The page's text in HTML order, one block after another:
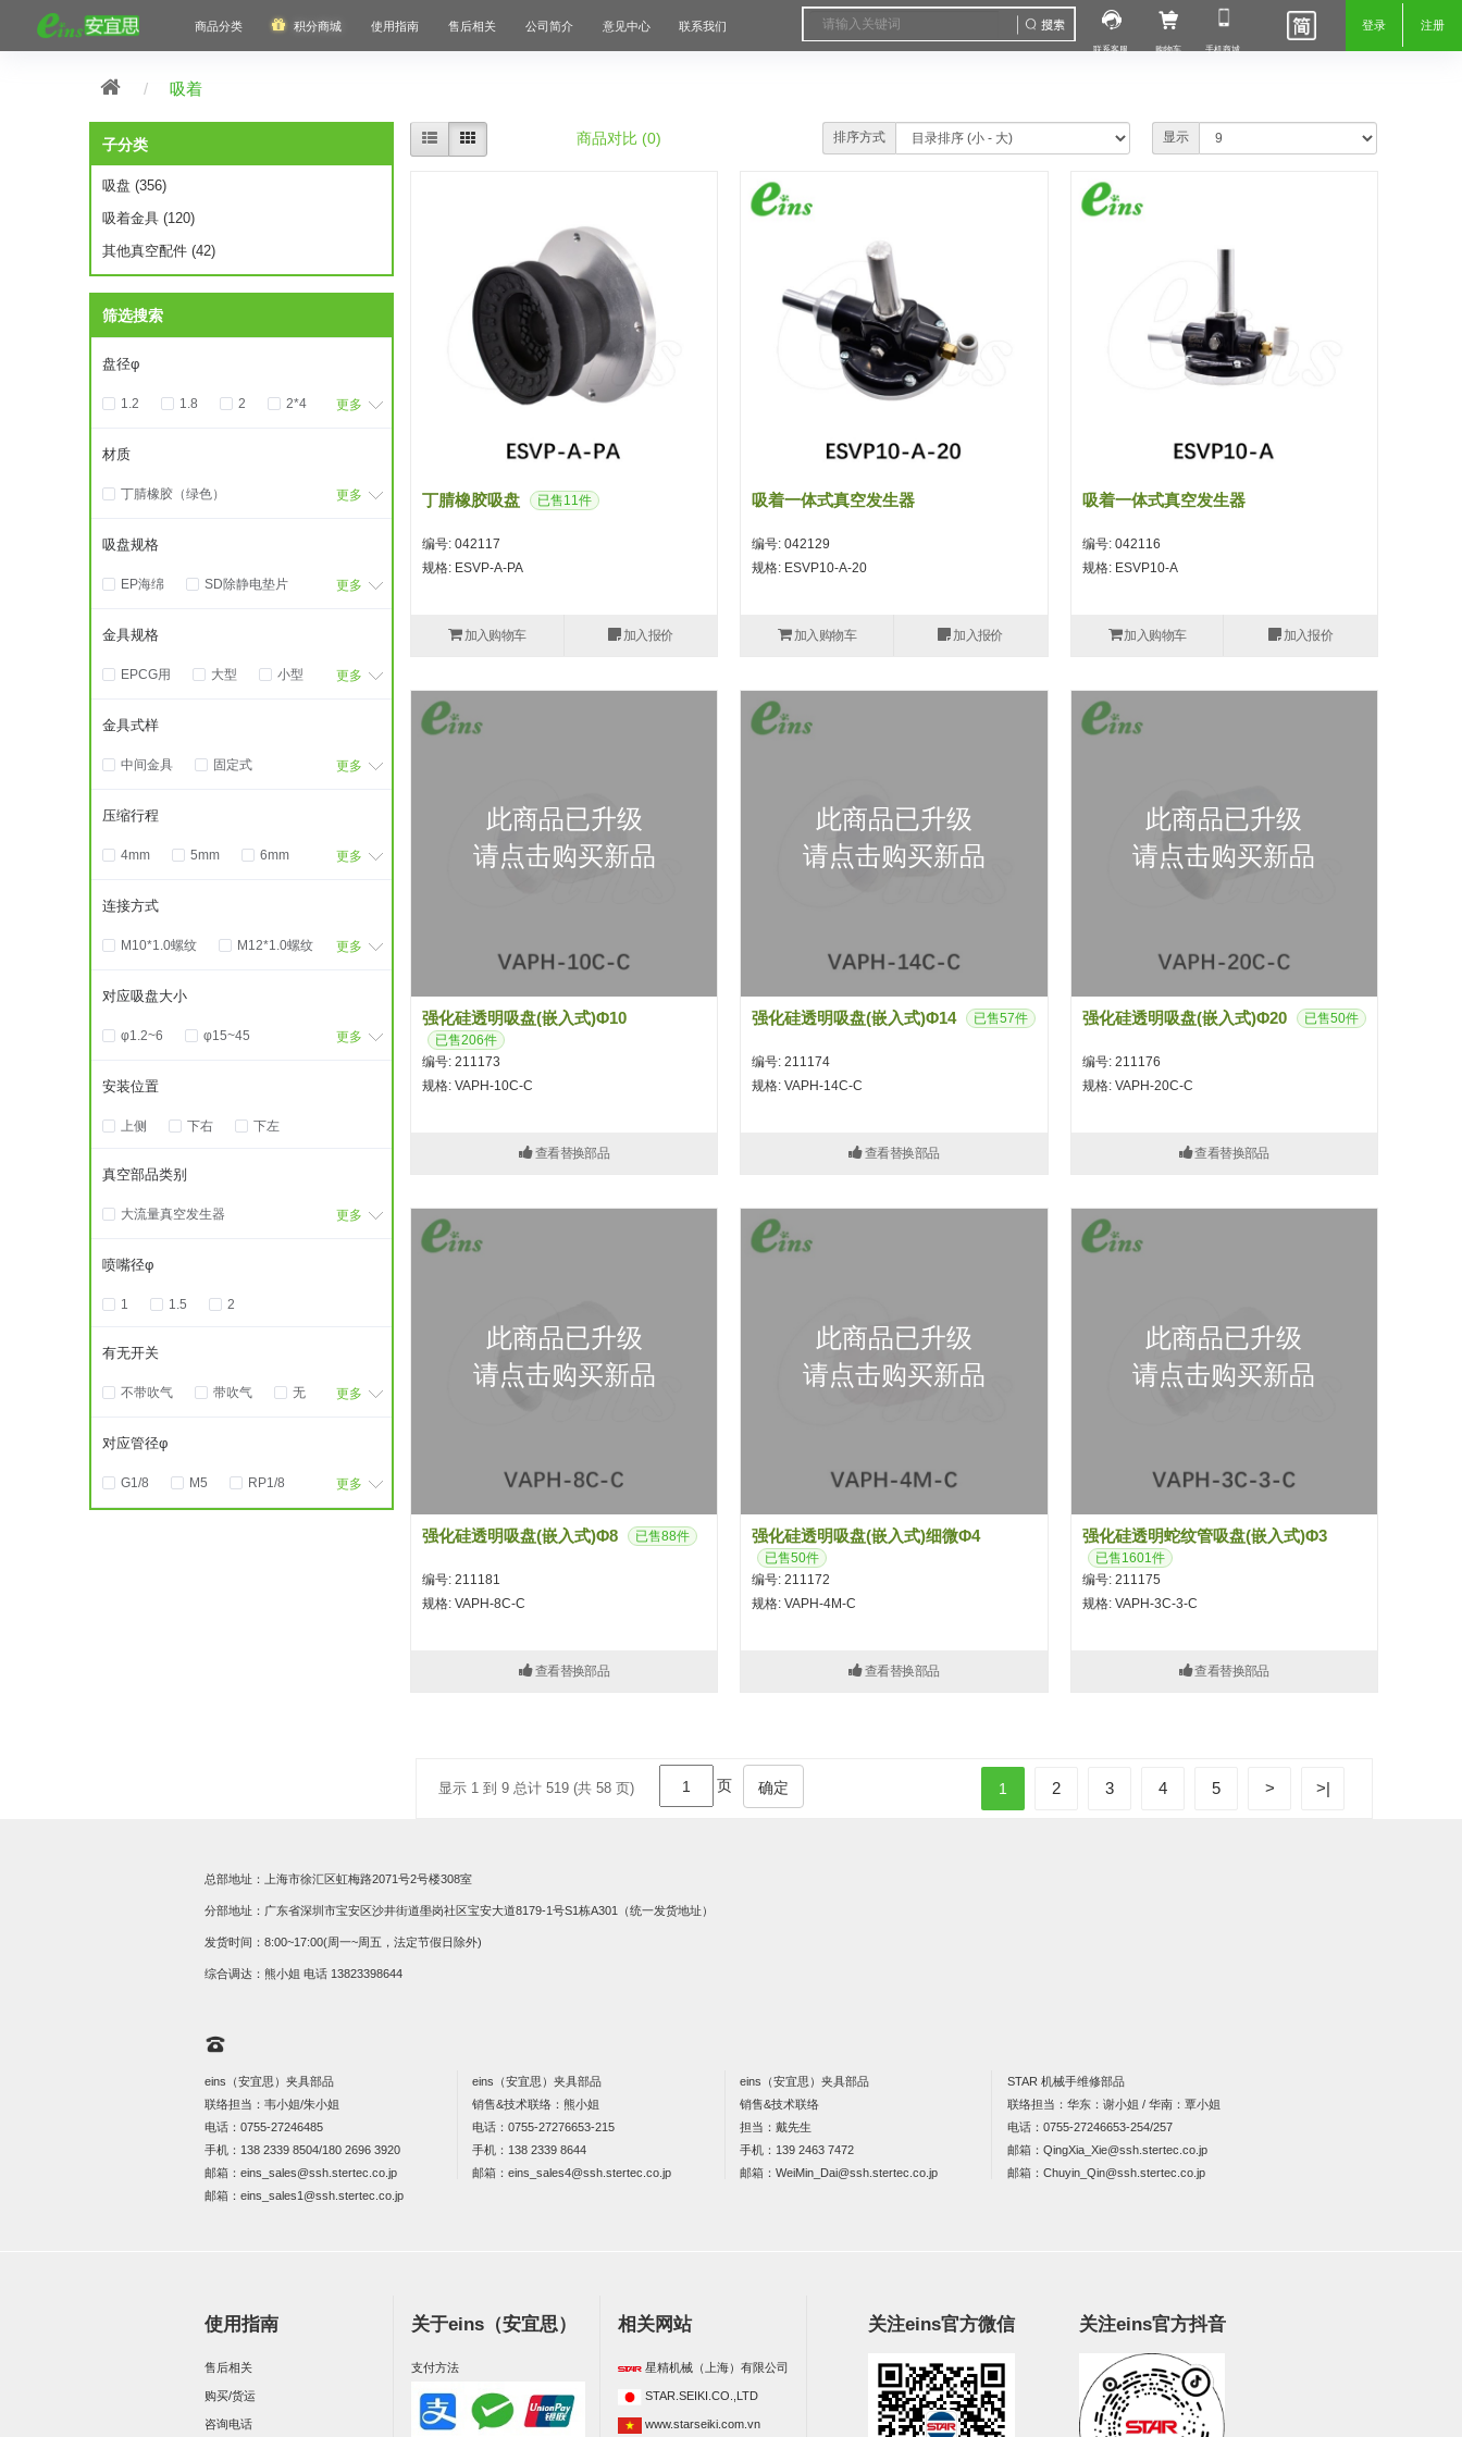
商品分类 积分商城 使用指南 售后相关 公司简介 意见中心 联系我们
联系客服 购物车 手机商城
登录 注册
吸着
子分类
吸盘 (356)
吸着金具 (120)
其他真空配件 (42)
筛选搜索
盘径φ
1.2 1.8 2
2*4
5
6*18
6.5
10
12
12.7 13
20*60
22
24
33
40
63
70
76*22
更多
材质
丁腈橡胶（绿色）
无痕橡胶（蓝色)
氟（黑色）
硅胶（茶色）
聚氨酯（乳白色）
更多
吸盘规格
EP海绵
SD除静电垫片
中间吸盘波纹管式1.5段
交换用扁平式
交换用波纹管式2.5段
交换用长圆式
十字式
带金具波纹管式1.5段
波纹管式2.5段
特殊吸盘
自由式
薄钢板用
附EP海绵
附海绵
更多
金具规格
EPCG用 大型
小型
角度调整型
更多
金具式样
中间金具
固定式
常规
细微型气缸用
螺母
锥型垫片
更多
压缩行程
4mm 5mm
6mm
20L
30mm
50mm
更多
连接方式
M10*1.0螺纹
M12*1.0螺纹
M3
M3螺纹
M5
M6*0.75螺纹
φ20圆杆
φ8圆杆
2-M5
更多
对应吸盘大小
φ1.2~6
φ15~45
φ33~63
φ4~45
15/20 30/40
更多
安装位置
上侧 下右 下左
真空部品类别
大流量真空发生器
树脂真空发生器
树脂真空发生器安装板
细微传感器
金属真空发生器
更多
喷嘴径φ
1 1.5 2
有无开关
不带吹气 带吹气
无
更多
对应管径φ
G1/8 M5
RP1/8
4
6 8 10
更多
商品对比 (0) 排序方式 显示
丁腈橡胶吸盘 已售11件
编号: 042117
规格: ESVP-A-PA
加入购物车 加入报价
吸着一体式真空发生器
编号: 042129
规格: ESVP10-A-20
加入购物车 加入报价
吸着一体式真空发生器
编号: 042116
规格: ESVP10-A
加入购物车 加入报价
此商品已升级
请点击购买新品
强化硅透明吸盘(嵌入式)Φ10
已售206件
编号: 211173
规格: VAPH-10C-C
查看替换部品
此商品已升级
请点击购买新品
强化硅透明吸盘(嵌入式)Φ14 已售57件
编号: 211174
规格: VAPH-14C-C
查看替换部品
此商品已升级
请点击购买新品
强化硅透明吸盘(嵌入式)Φ20 已售50件
编号: 211176
规格: VAPH-20C-C
查看替换部品
此商品已升级
请点击购买新品
强化硅透明吸盘(嵌入式)Φ8 已售88件
编号: 211181
规格: VAPH-8C-C
查看替换部品
此商品已升级
请点击购买新品
强化硅透明吸盘(嵌入式)细微φ4
已售50件
编号: 211172
规格: VAPH-4M-C
查看替换部品
此商品已升级
请点击购买新品
强化硅透明蛇纹管吸盘(嵌入式)Φ3
已售1601件
编号: 211175
规格: VAPH-3C-3-C
查看替换部品
显示 1 到 9 总计 519 (共 58 页) 页 确定 1 2 3 4 5 > >|
总部地址：上海市徐汇区虹梅路2071号2号楼308室
分部地址：广东省深圳市宝安区沙井街道壆岗社区宝安大道8179-1号S1栋A301（统一发货地址）
发货时间：8:00~17:00(周一~周五，法定节假日除外)
综合调达：熊小姐 电话 13823398644
eins（安宜思）夹具部品
联络担当：韦小姐/朱小姐
电话：0755-27246485
手机： 138 2339 8504/180 2696 3920
邮箱：eins_sales@ssh.stertec.co.jp
邮箱：eins_sales1@ssh.stertec.co.jp
eins（安宜思）夹具部品
销售&技术联络：熊小姐
电话：0755-27276653-215
手机： 138 2339 8644
邮箱：eins_sales4@ssh.stertec.co.jp
eins（安宜思）夹具部品
销售&技术联络
担当：戴先生
手机： 139 2463 7472
邮箱： WeiMin_Dai@ssh.stertec.co.jp
STAR 机械手维修部品
联络担当：华东：谢小姐 / 华南：覃小姐
电话： 0755-27246653-254/257
邮箱： QingXia_Xie@ssh.stertec.co.jp
邮箱： Chuyin_Qin@ssh.stertec.co.jp
使用指南
售后相关
购买/货运
咨询电话
关于eins（安宜思）
支付方法
相关网站
星精机械（上海）有限公司
STAR.SEIKI.CO.,LTD
www.starseiki.com.vn
关注eins官方抖音
关注eins官方微信